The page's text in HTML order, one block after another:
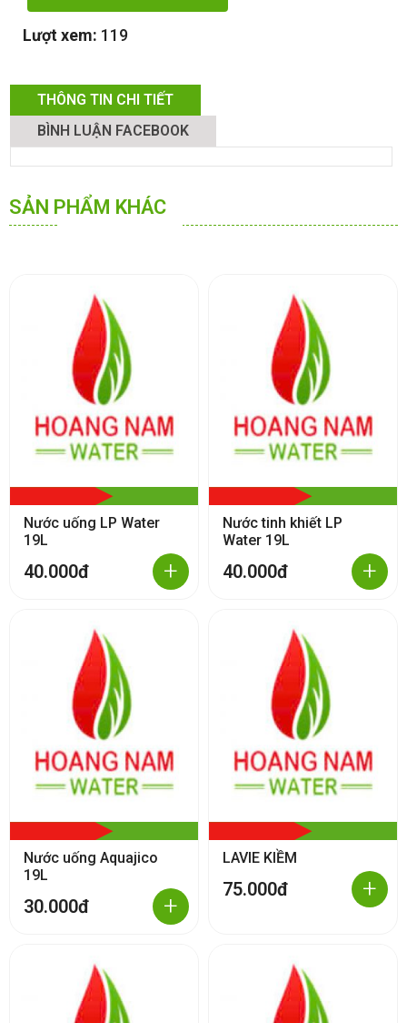
Lượt xem: 119
THÔNG TIN CHI TIẾT
BÌNH LUẬN FACEBOOK
SẢN PHẨM KHÁC
Nước uống LP Water
19L
40.000đ +
Nước tinh khiết LP
Water 19L
40.000đ +
Nước uống Aquajico
19L
30.000đ +
LAVIE KIỀM
75.000đ +